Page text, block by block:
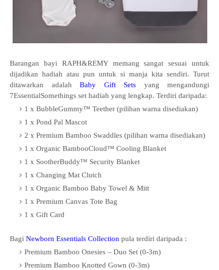
Barangan bayi RAPH&REMY memang sangat sesuai untuk
dijadikan hadiah atau pun untuk si manja kita sendiri. Turut
ditawarkan adalah Baby Gift Sets yang mengandungi
7EssentialSomethings set hadiah yang lengkap. Terdiri daripada:
1 x BubbleGummy™ Teether (pilihan warna disediakan)
1 x Pond Pal Mascot
2 x Premium Bamboo Swaddles (pilihan warna disediakan)
1 x Organic BambooCloud™ Cooling Blanket
1 x SootherBuddy™ Security Blanket
1 x Changing Mat Clutch
1 x Organic Bamboo Baby Towel & Mitt
1 x Premium Canvas Tote Bag
1 x Gift Card
Bagi Newborn Essentials Collection pula terdiri daripada :
Premium Bamboo Onesies – Duo Set (0-3m)
Premium Bamboo Knotted Gown (0-3m)